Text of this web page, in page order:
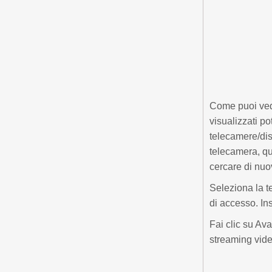
Come puoi
visualizzati
telecamere/
telecamera,
cercare di
Seleziona la
di accesso.
Fai clic su
streaming